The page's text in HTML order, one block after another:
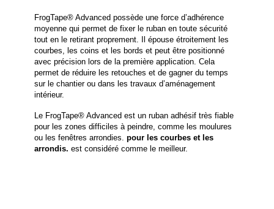
FrogTape® Advanced possède une force d’adhérence
moyenne qui permet de fixer le ruban en toute sécurité
tout en le retirant proprement. Il épouse étroitement les
courbes, les coins et les bords et peut être positionné
avec précision lors de la première application. Cela
permet de réduire les retouches et de gagner du temps
sur le chantier ou dans les travaux d’aménagement
intérieur.
Le FrogTape® Advanced est un ruban adhésif très fiable
pour les zones difficiles à peindre, comme les moulures
ou les fenêtres arrondies. pour les courbes et les
arrondis. est considéré comme le meilleur.